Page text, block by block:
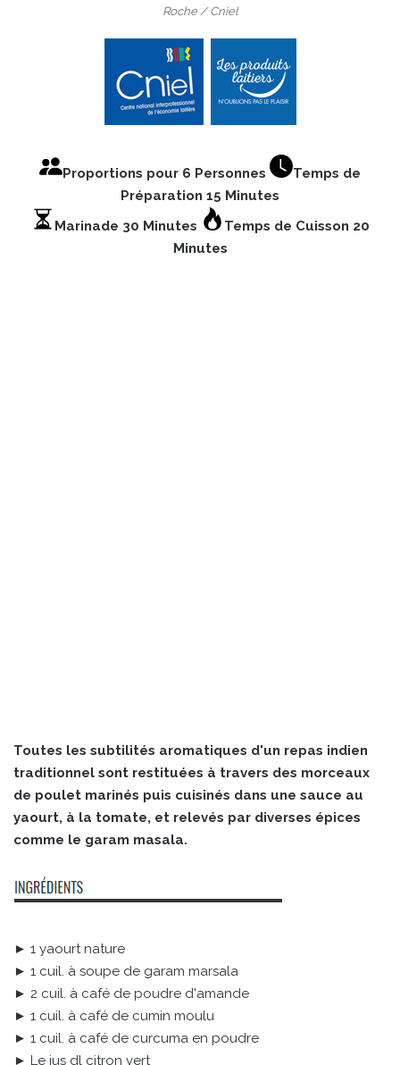
Roche / Cniel
Proportions pour 6 Personnes
Temps de
Préparation 15 Minutes
Marinade 30 Minutes
Temps de Cuisson 20
Minutes
Toutes les subtilités aromatiques d'un repas indien
traditionnel sont restituées à travers des morceaux
de poulet marinés puis cuisinés dans une sauce au
yaourt, à la tomate, et relevés par diverses épices
comme le garam masala.
► 1 yaourt nature
► 1 cuil. à soupe de garam marsala
► 2 cuil. à café de poudre d'amande
► 1 cuil. à café de cumin moulu
► 1 cuil. à café de curcuma en poudre
► Le jus dl citron vert